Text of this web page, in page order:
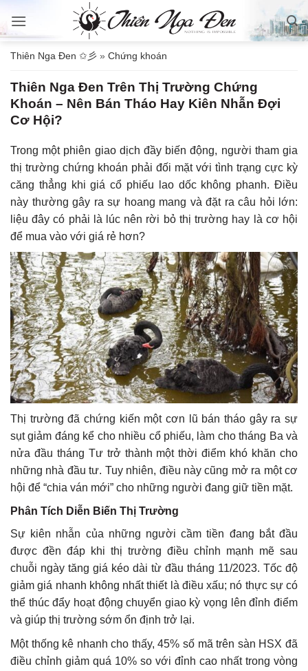
qua
dungThiên Nga Đen ✩彡 » Chứng khoán
Thiên Nga Đen Trên Thị Trường Chứng
Khoán – Nên Bán Tháo Hay Kiên Nhẫn Đợi
Cơ Hội?
Trong một phiên giao dịch đầy biến động, người tham gia
thị trường chứng khoán phải đối mặt với tình trạng cực kỳ
căng thẳng khi giá cổ phiếu lao dốc không phanh. Điều
này thường gây ra sự hoang mang và đặt ra câu hỏi lớn:
liệu đây có phải là lúc nên rời bỏ thị trường hay là cơ hội
để mua vào với giá rẻ hơn?
Thị trường đã chứng kiến một cơn lũ bán tháo gây ra sự
sụt giảm đáng kể cho nhiều cổ phiếu, làm cho tháng Ba và
nửa đầu tháng Tư trở thành một thời điểm khó khăn cho
những nhà đầu tư. Tuy nhiên, điều này cũng mở ra một cơ
hội để “chia ván mới” cho những người đang giữ tiền mặt.
Phân Tích Diễn Biến Thị Trường
Sự kiên nhẫn của những người cầm tiền đang bắt đầu
được đền đáp khi thị trường điều chỉnh mạnh mẽ sau
chuỗi ngày tăng giá kéo dài từ đầu tháng 11/2023. Tốc độ
giảm giá nhanh không nhất thiết là điều xấu; nó thực sự có
thể thúc đẩy hoạt động chuyển giao kỳ vọng lên đỉnh điểm
và giúp thị trường sớm ổn định trở lại.
Một thống kê nhanh cho thấy, 45% số mã trên sàn HSX đã
điều chỉnh giảm quá 10% so với đỉnh cao nhất trong vòng